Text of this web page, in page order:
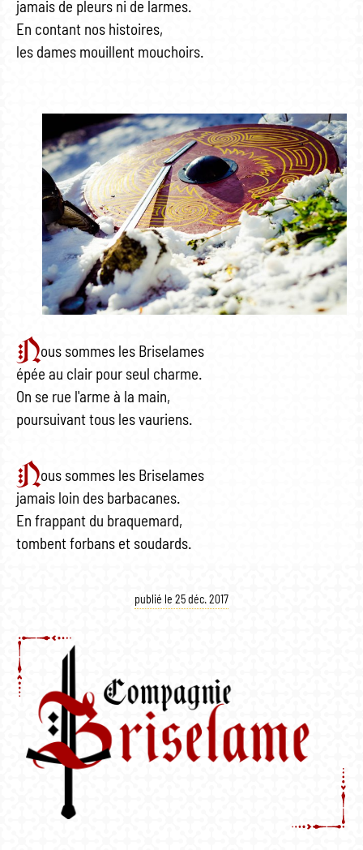
jamais de pleurs ni de larmes.
En contant nos histoires,
les dames mouillent mouchoirs.
Nous sommes les Briselames
épée au clair pour seul charme.
On se rue l'arme à la main,
poursuivant tous les vauriens.
Nous sommes les Briselames
jamais loin des barbacanes.
En frappant du braquemard,
tombent forbans et soudards.
publié le 25 déc. 2017